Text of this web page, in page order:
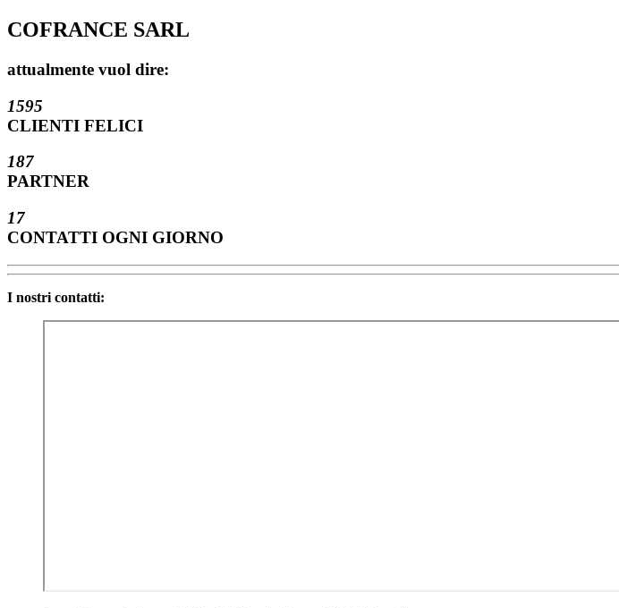
COFRANCE SARL
attualmente vuol dire:
1595
CLIENTI FELICI
187
PARTNER
17
CONTATTI OGNI GIORNO
I nostri contatti: